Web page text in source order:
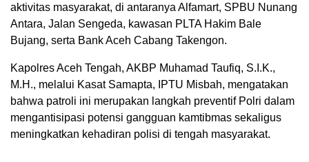
aktivitas masyarakat, di antaranya Alfamart, SPBU Nunang
Antara, Jalan Sengeda, kawasan PLTA Hakim Bale
Bujang, serta Bank Aceh Cabang Takengon.
Kapolres Aceh Tengah, AKBP Muhamad Taufiq, S.I.K.,
M.H., melalui Kasat Samapta, IPTU Misbah, mengatakan
bahwa patroli ini merupakan langkah preventif Polri dalam
mengantisipasi potensi gangguan kamtibmas sekaligus
meningkatkan kehadiran polisi di tengah masyarakat.